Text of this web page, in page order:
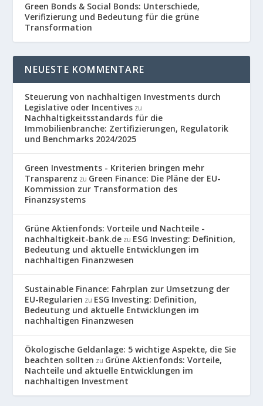
Green Bonds & Social Bonds: Unterschiede,
Verifizierung und Bedeutung für die grüne
Transformation
NEUESTE KOMMENTARE
Steuerung von nachhaltigen Investments durch
Legislative oder Incentives zu
Nachhaltigkeitsstandards für die
Immobilienbranche: Zertifizierungen, Regulatorik
und Benchmarks 2024/2025
Green Investments - Kriterien bringen mehr
Transparenz zu Green Finance: Die Pläne der EU-
Kommission zur Transformation des
Finanzsystems
Grüne Aktienfonds: Vorteile und Nachteile -
nachhaltigkeit-bank.de zu ESG Investing: Definition,
Bedeutung und aktuelle Entwicklungen im
nachhaltigen Finanzwesen
Sustainable Finance: Fahrplan zur Umsetzung der
EU-Regularien zu ESG Investing: Definition,
Bedeutung und aktuelle Entwicklungen im
nachhaltigen Finanzwesen
Ökologische Geldanlage: 5 wichtige Aspekte, die Sie
beachten sollten zu Grüne Aktienfonds: Vorteile,
Nachteile und aktuelle Entwicklungen im
nachhaltigen Investment